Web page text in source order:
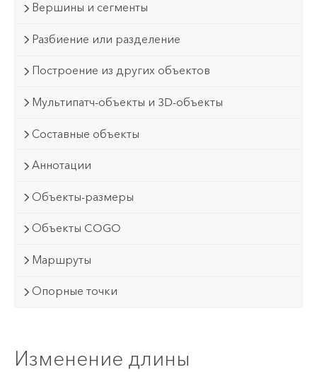
Вершины и сегменты
Разбиение или разделение
Построение из других объектов
Мультипатч-объекты и 3D-объекты
Составные объекты
Аннотации
Объекты-размеры
Объекты COGO
Маршруты
Опорные точки
Изменение длины